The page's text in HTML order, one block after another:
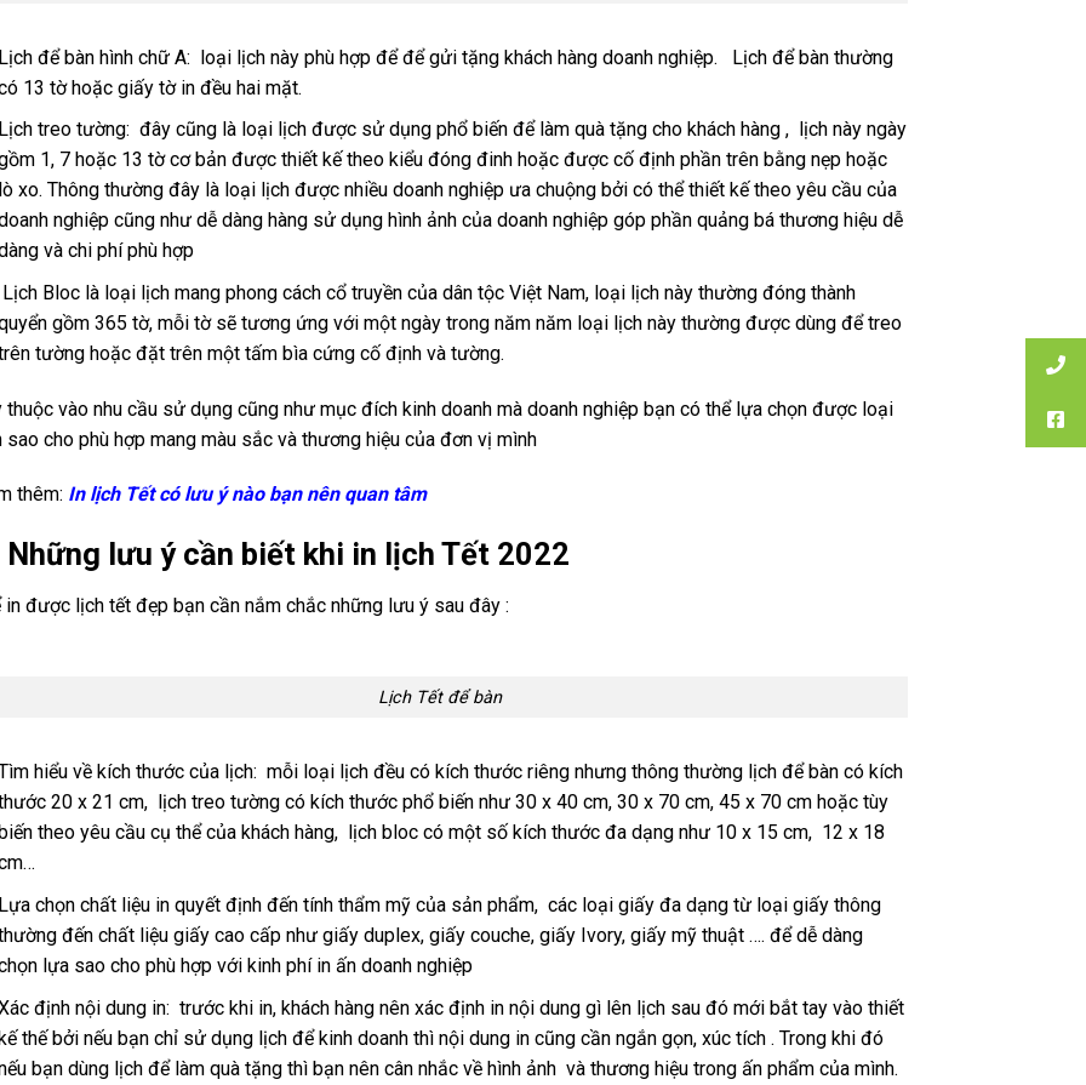
Lịch để bàn hình chữ A: loại lịch này phù hợp để để gửi tặng khách hàng doanh nghiệp. Lịch để bàn thường
13 tờ hoặc giấy tờ in đều hai mặt.
Lịch treo tường: đây cũng là loại lịch được sử dụng phổ biến để làm quà tặng cho khách hàng , lịch này ngày
1, 7 hoặc 13 tờ cơ bản được thiết kế theo kiểu đóng đinh hoặc được cố định phần trên bằng nẹp hoặc
lò xo. Thông thường đây là loại lịch được nhiều doanh nghiệp ưa chuộng bởi có thể thiết kế theo yêu cầu của
nghiệp cũng như dễ dàng hàng sử dụng hình ảnh của doanh nghiệp góp phần quảng bá thương hiệu dễ
và chi phí phù hợp
Lịch Bloc là loại lịch mang phong cách cổ truyền của dân tộc Việt Nam, loại lịch này thường đóng thành
gồm 365 tờ, mỗi tờ sẽ tương ứng với một ngày trong năm năm loại lịch này thường được dùng để treo
tường hoặc đặt trên một tấm bìa cứng cố định và tường.
thuộc vào nhu cầu sử dụng cũng như mục đích kinh doanh mà doanh nghiệp bạn có thể lựa chọn được loại
sao cho phù hợp mang màu sắc và thương hiệu của đơn vị mình
thêm: In lịch Tết có lưu ý nào bạn nên quan tâm
Những lưu ý cần biết khi in lịch Tết 2022
in được lịch tết đẹp bạn cần nắm chắc những lưu ý sau đây :
Lịch Tết để bàn
hiểu về kích thước của lịch: mỗi loại lịch đều có kích thước riêng nhưng thông thường lịch để bàn có kích
20 x 21 cm, lịch treo tường có kích thước phổ biến như 30 x 40 cm, 30 x 70 cm, 45 x 70 cm hoặc tùy
biến theo yêu cầu cụ thể của khách hàng, lịch bloc có một số kích thước đa dạng như 10 x 15 cm, 12 x 18
Lựa chọn chất liệu in quyết định đến tính thẩm mỹ của sản phẩm, các loại giấy đa dạng từ loại giấy thông
đến chất liệu giấy cao cấp như giấy duplex, giấy couche, giấy Ivory, giấy mỹ thuật …. để dễ dàng
lựa sao cho phù hợp với kinh phí in ấn doanh nghiệp
định nội dung in: trước khi in, khách hàng nên xác định in nội dung gì lên lịch sau đó mới bắt tay vào thiết
thế bởi nếu bạn chỉ sử dụng lịch để kinh doanh thì nội dung in cũng cần ngắn gọn, xúc tích . Trong khi đó
bạn dùng lịch để làm quà tặng thì bạn nên cân nhắc về hình ảnh và thương hiệu trong ấn phẩm của mình.